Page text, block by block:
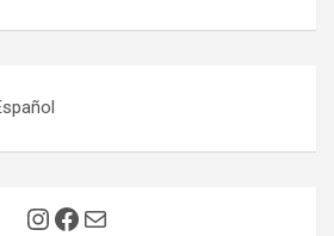
Instagram
Facebook
E-Mail